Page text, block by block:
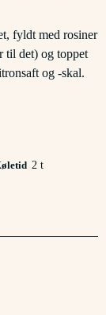
fyldt med rosiner
til det) og toppet
og -skal.
2timer
t